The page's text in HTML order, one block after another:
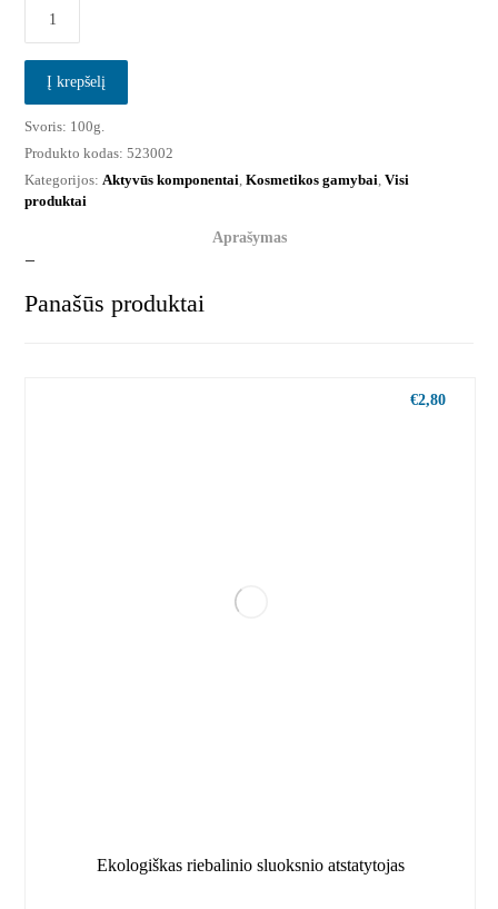
Į krepšelį
Svoris: 100g.
Produkto kodas:523002
Kategorijos: Aktyvūs komponentai ,Kosmetikos gamybai ,Visi
produktai
Aprašymas
–
Panašūs produktai
Ekologiškas riebalinio sluoksnio atstatytojas
€2,80